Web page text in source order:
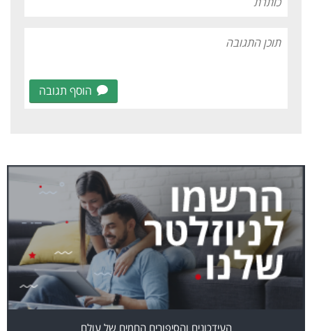
הוסף תגובה
העידכונים והסיפורים החמים של עולם